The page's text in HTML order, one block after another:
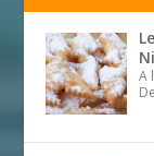
A